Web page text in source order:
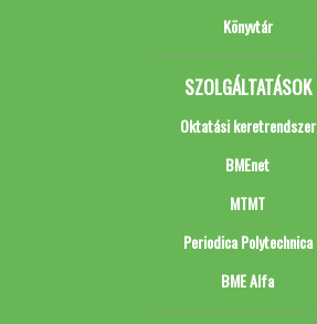
Könyvtár
SZOLGÁLTATÁSOK
Oktatási keretrendszer
BMEnet
MTMT
Periodica Polytechnica
BME Alfa